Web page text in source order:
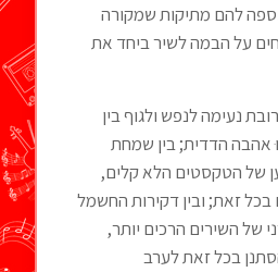
להם מתיקות שמקורה
על הבמה לשיר ביחד את
נעימה לנפש ולגוף בין
אהבה הדדית; בין שמחת
של הטקסטים הלא קלים,
בכל זאת; ובין דקירות החשמל
של השירים הרכים יותר,
בכל זאת לערב